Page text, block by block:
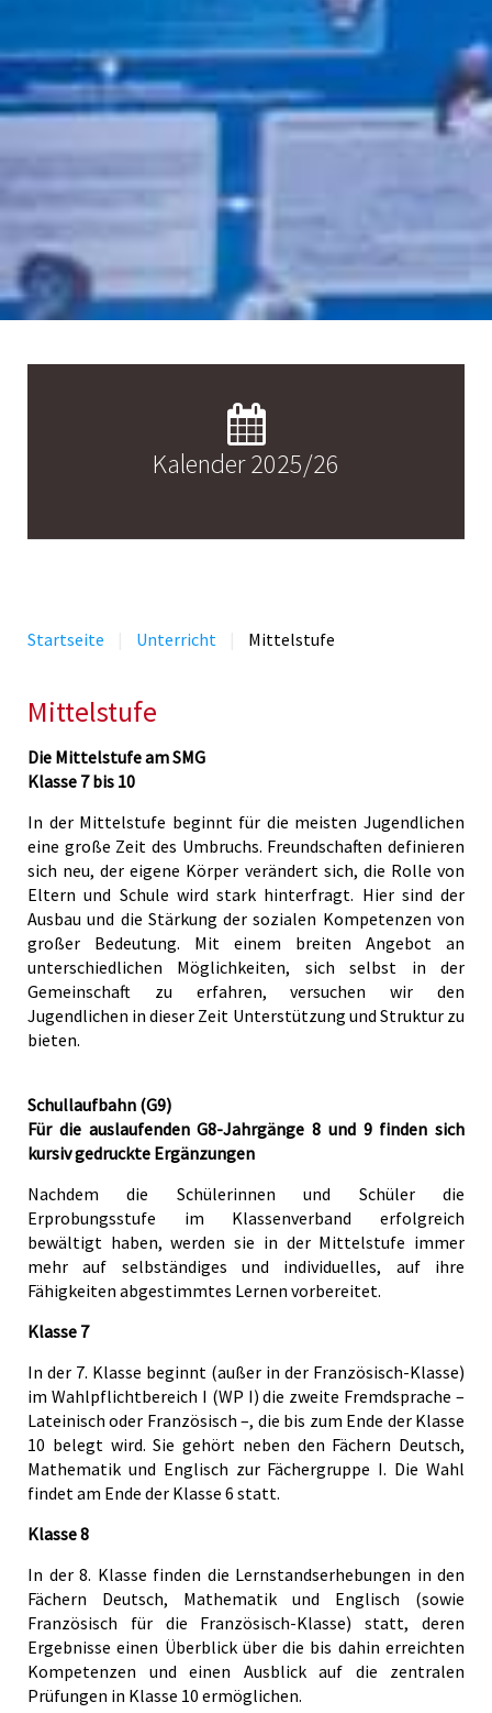
Kalender 2025/26
Startseite Unterricht Mittelstufe
Mittelstufe
Die Mittelstufe am SMG
Klasse 7 bis 10
In der Mittelstufe beginnt für die meisten Jugendlichen
eine große Zeit des Umbruchs. Freundschaften definieren
sich neu, der eigene Körper verändert sich, die Rolle von
Eltern und Schule wird stark hinterfragt. Hier sind der
Ausbau und die Stärkung der sozialen Kompetenzen von
großer Bedeutung. Mit einem breiten Angebot an
unterschiedlichen Möglichkeiten, sich selbst in der
Gemeinschaft zu erfahren, versuchen wir den
Jugendlichen in dieser Zeit Unterstützung und Struktur zu
bieten.
Schullaufbahn (G9)
Für die auslaufenden G8-Jahrgänge 8 und 9 finden sich
kursiv gedruckte Ergänzungen
Nachdem die Schülerinnen und Schüler die
Erprobungsstufe im Klassenverband erfolgreich
bewältigt haben, werden sie in der Mittelstufe immer
mehr auf selbständiges und individuelles, auf ihre
Fähigkeiten abgestimmtes Lernen vorbereitet.
Klasse 7
In der 7. Klasse beginnt (außer in der Französisch-Klasse)
im Wahlpflichtbereich I (WP I) die zweite Fremdsprache –
Lateinisch oder Französisch –, die bis zum Ende der Klasse
10 belegt wird. Sie gehört neben den Fächern Deutsch,
Mathematik und Englisch zur Fächergruppe I. Die Wahl
findet am Ende der Klasse 6 statt.
Klasse 8
In der 8. Klasse finden die Lernstandserhebungen in den
Fächern Deutsch, Mathematik und Englisch (sowie
Französisch für die Französisch-Klasse) statt, deren
Ergebnisse einen Überblick über die bis dahin erreichten
Kompetenzen und einen Ausblick auf die zentralen
Prüfungen in Klasse 10 ermöglichen.